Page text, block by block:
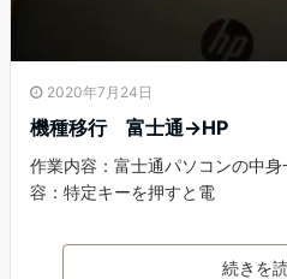
2020年7月24日
機種移行 富士通→HP
作業内容：富士通パソコンの中
容：特定キーを押すと電
続きを